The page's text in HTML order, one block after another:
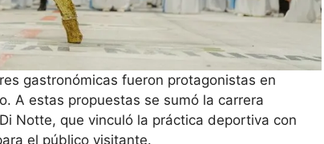
gastronómicas fueron protagonistas en
A estas propuestas se sumó la carrera
Notte, que vinculó la práctica deportiva con
el público visitante.